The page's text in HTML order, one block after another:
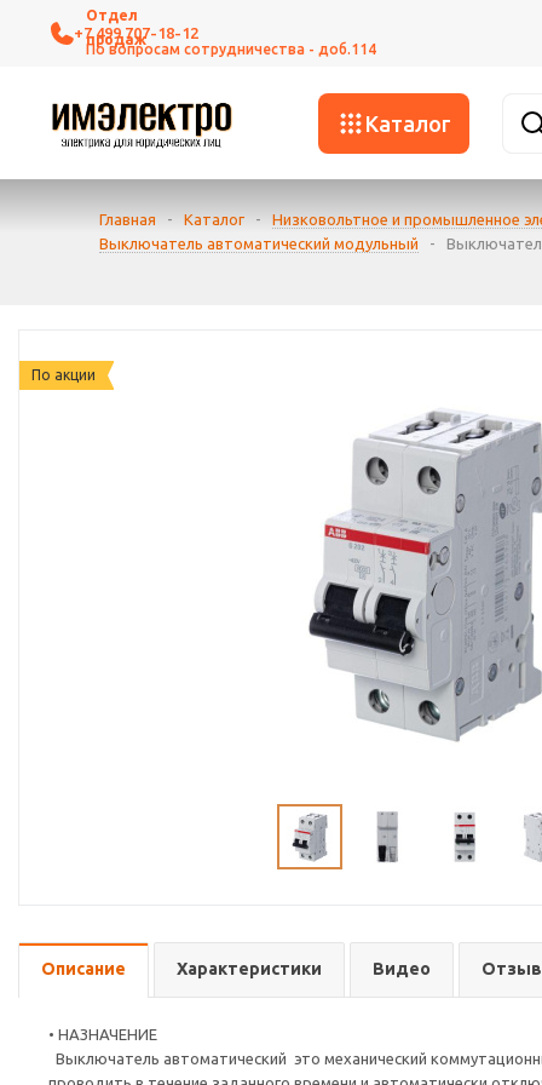
+7 499 707-18-12
Каталог
Главная - Каталог - Низковольтное и промышленное
Выключатель автоматический модульный
-
По акции
Описание Характеристики Видео
• НАЗНАЧЕНИЕ
Выключатель автоматический это механический